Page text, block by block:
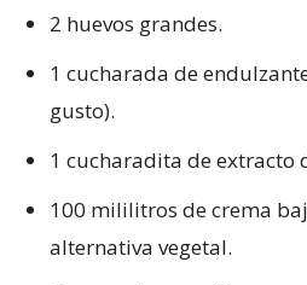
2 huevos grandes.
1 cucharada de
gusto).
1 cucharadita de extracto
100 mililitros de crema
alternativa vegetal.